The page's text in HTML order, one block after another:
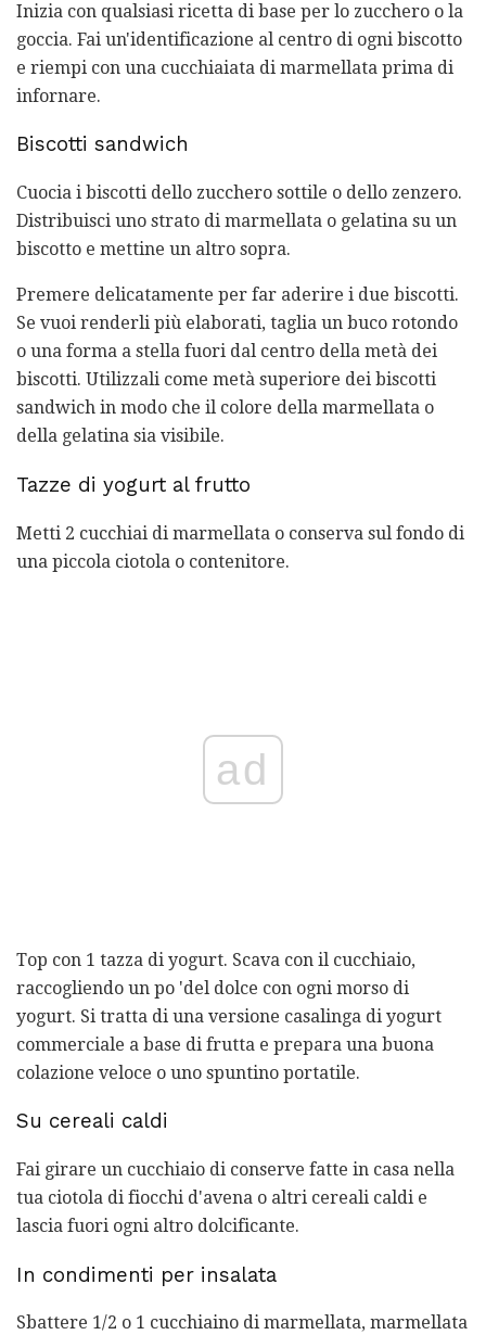
Inizia con qualsiasi ricetta di base per lo zucchero o la
goccia. Fai un'identificazione al centro di ogni biscotto
e riempi con una cucchiaiata di marmellata prima di
infornare.
Biscotti sandwich
Cuocia i biscotti dello zucchero sottile o dello zenzero.
Distribuisci uno strato di marmellata o gelatina su un
biscotto e mettine un altro sopra.
Premere delicatamente per far aderire i due biscotti.
Se vuoi renderli più elaborati, taglia un buco rotondo
o una forma a stella fuori dal centro della metà dei
biscotti. Utilizzali come metà superiore dei biscotti
sandwich in modo che il colore della marmellata o
della gelatina sia visibile.
Tazze di yogurt al frutto
Metti 2 cucchiai di marmellata o conserva sul fondo di
una piccola ciotola o contenitore.
ad
Top con 1 tazza di yogurt. Scava con il cucchiaio,
raccogliendo un po 'del dolce con ogni morso di
yogurt. Si tratta di una versione casalinga di yogurt
commerciale a base di frutta e prepara una buona
colazione veloce o uno spuntino portatile.
Su cereali caldi
Fai girare un cucchiaio di conserve fatte in casa nella
tua ciotola di fiocchi d'avena o altri cereali caldi e
lascia fuori ogni altro dolcificante.
In condimenti per insalata
Sbattere 1/2 o 1 cucchiaino di marmellata, marmellata